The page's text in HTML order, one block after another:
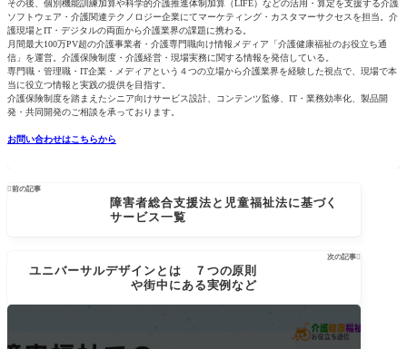
その後、個別機能訓練加算や科学的介護推進体制加算（LIFE）などの活用・算定を支援する介護
ソフトウェア・介護関連テクノロジー企業にてマーケティング・カスタマーサクセスを担当。介
護現場とIT・デジタルの両面から介護業界の課題に携わる。
月間最大100万PV超の介護事業者・介護専門職向け情報メディア「介護健康福祉のお役立ち通
信」を運営。介護保険制度・介護経営・現場実務に関する情報を発信している。
専門職・管理職・IT企業・メディアという４つの立場から介護業界を経験した視点で、現場で本
当に役立つ情報と実践の提供を目指す。
介護保険制度を踏まえたシニア向けサービス設計、コンテンツ監修、IT・業務効率化、製品開
発・共同開発のご相談を承っております。
お問い合わせはこちらから
前の記事
障害者総合支援法と児童福祉法に基づく
サービス一覧
次の記事
ユニバーサルデザインとは ７つの原則
や街中にある実例など